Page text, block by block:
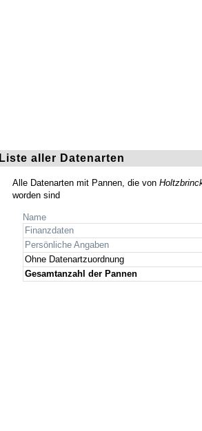
Liste aller Datenarten
Alle Datenarten mit Pannen, die von
worden sind
Name
Finanzdaten
Persönliche Angaben
Ohne Datenartzuordnung
Gesamtanzahl der Pannen